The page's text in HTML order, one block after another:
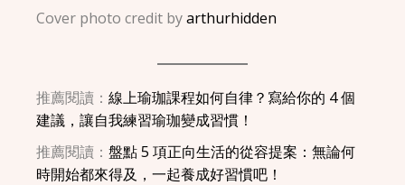
Cover photo credit byarthurhidden
推薦閱讀：線上瑜珈課程如何自律？寫給你的 4 個
建議，讓自我練習瑜珈變成習慣！
推薦閱讀：盤點 5 項正向生活的從容提案：無論何
時開始都來得及，一起養成好習慣吧！